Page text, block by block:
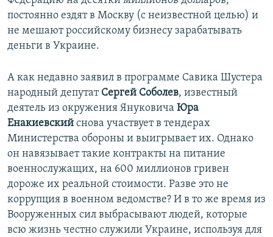
постоянно ездят в Москву (с неизвестной целью) и
не мешают российскому бизнесу зарабатывать
деньги в Украине.
А как недавно заявил в программе Савика Шустера
народный депутат Сергей Соболев, известный
деятель из окружения Януковича Юра
Енакиевский снова участвует в тендерах
Министерства обороны и выигрывает их. Однако
он навязывает такие контракты на питание
военнослужащих, на 600 миллионов гривен
дороже их реальной стоимости. Разве это не
коррупция в военном ведомстве? И в то же время из
Вооруженных сил выбрасывают людей, которые
всю жизнь честно служили Украине, используя для